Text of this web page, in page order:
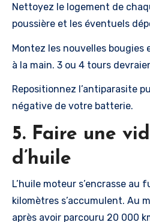
Nettoyez le logement de
poussière et les éventuels
Montez les nouvelles
à la main. 3 ou 4 tours
Repositionnez l’antiparasite
négative de votre batterie.
5. Faire une
d’huile
L’huile moteur s’encrasse au
kilomètres s’accumulent. Au
après avoir parcouru 20 000